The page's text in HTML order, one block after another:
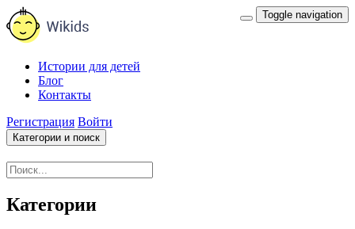
Toggle navigation
Истории для детей
Блог
Контакты
Регистрация Войти
Категории и поиск
Категории